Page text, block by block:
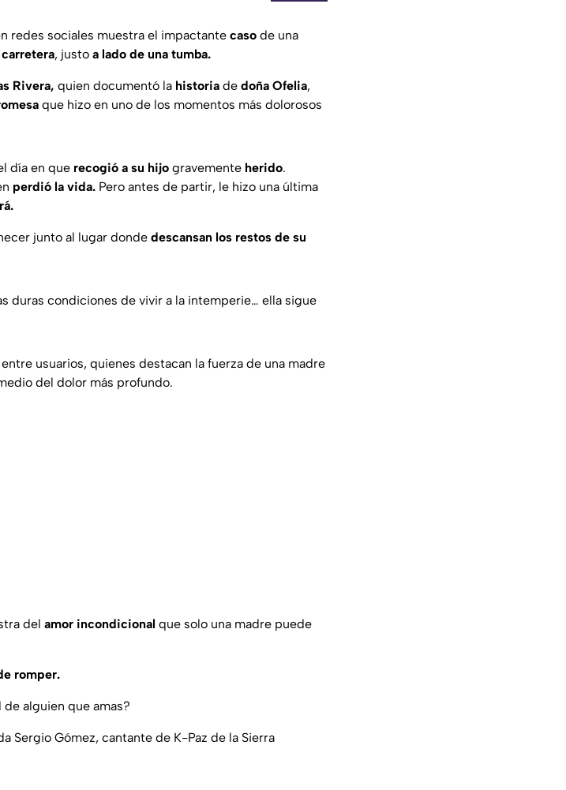
redes sociales muestra el impactante caso de una
, justo a lado de una tumba.
Rivera, quien documentó la historia de doña Ofelia,
que hizo en uno de los momentos más dolorosos
día en que recogió a su hijo gravemente herido.
perdió la vida. Pero antes de partir, le hizo una última
junto al lugar donde descansan los restos de su
duras condiciones de vivir a la intemperie… ella sigue
usuarios, quienes destacan la fuerza de una madre
del dolor más profundo.
del amor incondicional que solo una madre puede
romper.
alguien que amas?
Sergio Gómez, cantante de K-Paz de la Sierra